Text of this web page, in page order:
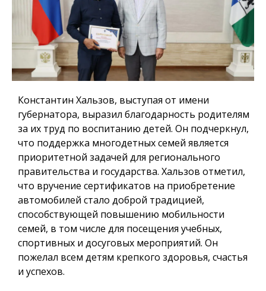
Константин Хальзов, выступая от имени
губернатора, выразил благодарность родителям
за их труд по воспитанию детей. Он подчеркнул,
что поддержка многодетных семей является
приоритетной задачей для регионального
правительства и государства. Хальзов отметил,
что вручение сертификатов на приобретение
автомобилей стало доброй традицией,
способствующей повышению мобильности
семей, в том числе для посещения учебных,
спортивных и досуговых мероприятий. Он
пожелал всем детям крепкого здоровья, счастья
и успехов.